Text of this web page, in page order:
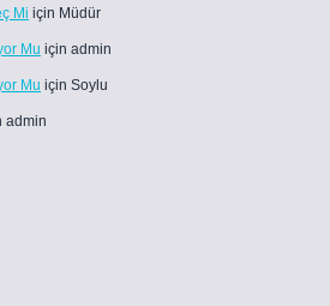
Mi için Müdür
Mu için admin
Mu için Soylu
admin